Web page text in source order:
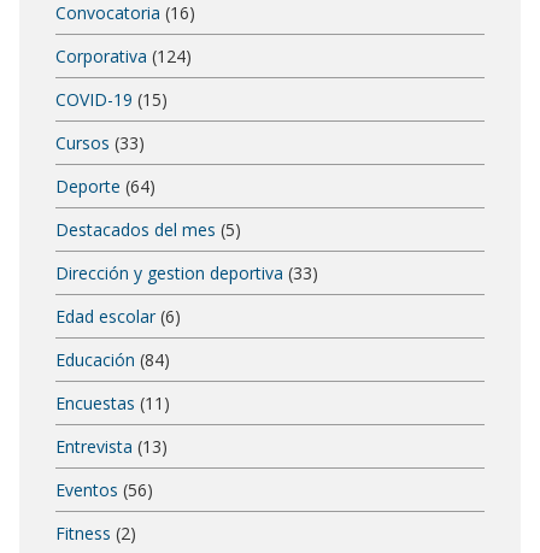
Convocatoria (16)
Corporativa (124)
COVID-19 (15)
Cursos (33)
Deporte (64)
Destacados del mes (5)
Dirección y gestion deportiva (33)
Edad escolar (6)
Educación (84)
Encuestas (11)
Entrevista (13)
Eventos (56)
Fitness (2)